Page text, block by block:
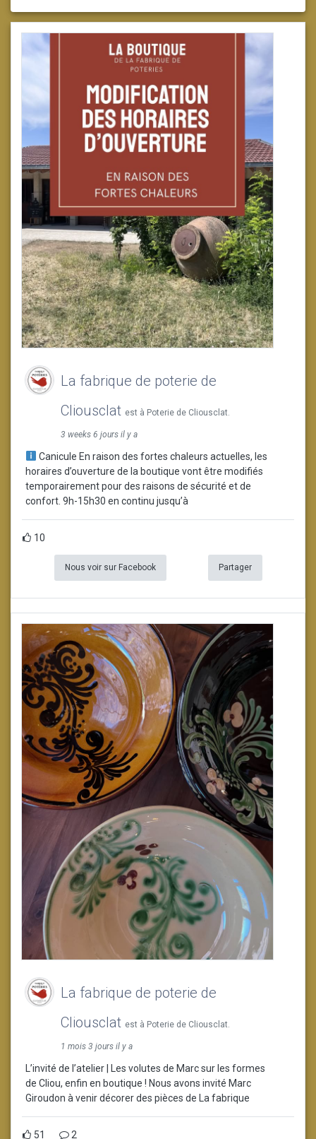
La fabrique de poterie de
Cliousclat est à Poterie de Cliousclat.
3 weeks 6 jours il y a
Canicule En raison des fortes chaleurs actuelles, les
horaires d’ouverture de la boutique vont être modifiés
temporairement pour des raisons de sécurité et de
confort. 9h-15h30 en continu jusqu’à
10
Nous voir sur Facebook Partager
La fabrique de poterie de
Cliousclat est à Poterie de Cliousclat.
1 mois 3 jours il y a
L’invité de l’atelier | Les volutes de Marc sur les formes
de Cliou, enfin en boutique ! Nous avons invité Marc
Giroudon à venir décorer des pièces de La fabrique
51 2